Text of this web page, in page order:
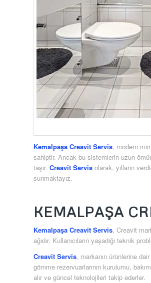
Kemalpaşa Creavit Servis, modern
sahiptir. Ancak bu sistemlerin uzun
taşır. Creavit Servis olarak, yılların
sunmaktayız.
KEMALPAŞA
Kemalpaşa Creavit Servis, Creavit
ağıdır. Kullanıcıların yaşadığı teknik
Creavit Servis, markanın ürünlerine
gömme rezervuarlarının kurulumu,
alır ve güncel teknolojileri takip ederler.